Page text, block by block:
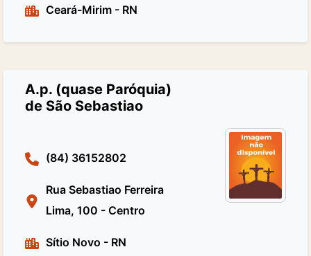
Ceará-Mirim - RN
A.p. (quase Paróquia)
de São Sebastiao
(84) 36152802
Rua Sebastiao Ferreira
Lima, 100 - Centro
Sítio Novo - RN